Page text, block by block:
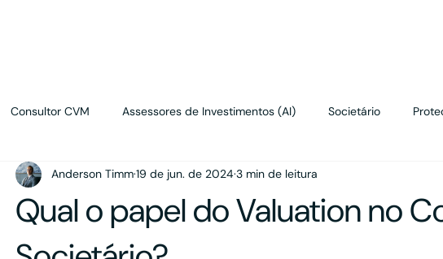
Consultor CVM Assessores de Investimentos (AI) Societário
Intelectual M&A Contratos Wealth Planning
Contabilidade
Qual o papel do Valuation no
Anderson Timm19 de jun. de 20243 min de leitura